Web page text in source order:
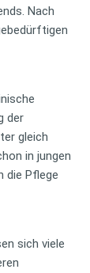
Nach
der
gleich
in jungen
die Pflege
sich viele